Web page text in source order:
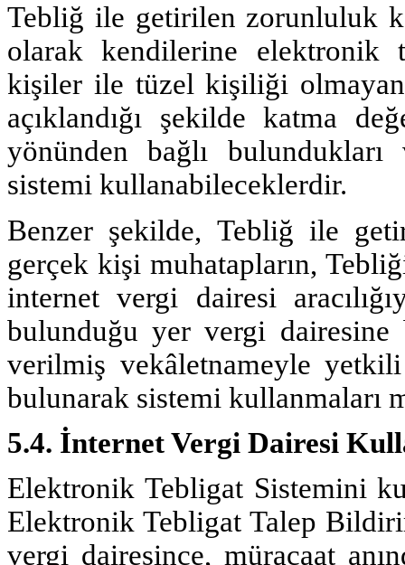
Tebliğ ile getirilen zorunluluk
olarak kendilerine elektronik
kişiler ile tüzel kişiliği
açıklandığı şekilde katma
yönünden bağlı
sistemi kullanabileceklerdir.
Benzer şekilde, Tebliğ ile
gerçek kişi muhatapların,
internet vergi dairesi
bulunduğu yer vergi
verilmiş vekâletnameyle yetkili
bulunarak sistemi kullanmaları
5.4. İnternet Vergi Dairesi
Elektronik Tebligat Sistemini
Elektronik Tebligat Talep
vergi dairesince, müracaat